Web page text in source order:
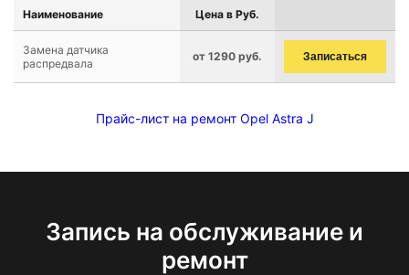
Наименование Цена в Руб.
Замена датчика
распредвала
от 1290 руб. Записаться
Прайс-лист на ремонт Opel Astra J
Запись на обслуживание и
ремонт